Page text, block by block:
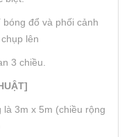
đổ và phối cảnh
lên
3 chiều.
3m x 5m (chiều rộng